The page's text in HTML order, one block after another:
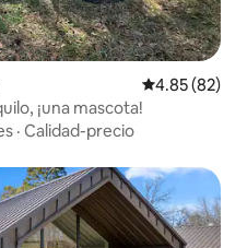
Calificación
4.85 (82)
¡una mascota!
· Calidad-precio